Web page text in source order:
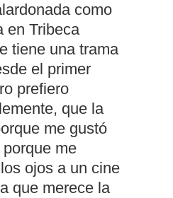
como
en Tribeca
tiene una trama
el primer
prefiero
que la
me gustó
me
ojos a un cine
que merece la